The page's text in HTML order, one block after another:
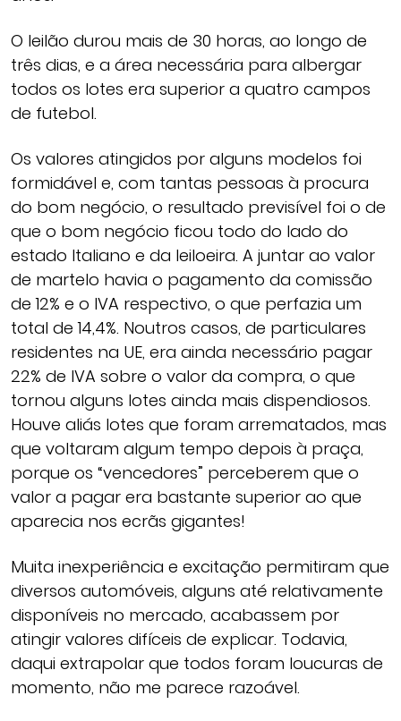
O leilão durou mais de 30 horas, ao longo de
três dias, e a área necessária para albergar
todos os lotes era superior a quatro campos
de futebol.
Os valores atingidos por alguns modelos foi
formidável e, com tantas pessoas à procura
do bom negócio, o resultado previsível foi o de
que o bom negócio ficou todo do lado do
estado Italiano e da leiloeira. A juntar ao valor
de martelo havia o pagamento da comissão
de 12% e o IVA respectivo, o que perfazia um
total de 14,4%. Noutros casos, de particulares
residentes na UE, era ainda necessário pagar
22% de IVA sobre o valor da compra, o que
tornou alguns lotes ainda mais dispendiosos.
Houve aliás lotes que foram arrematados, mas
que voltaram algum tempo depois à praça,
porque os “vencedores” perceberem que o
valor a pagar era bastante superior ao que
aparecia nos ecrãs gigantes!
Muita inexperiência e excitação permitiram que
diversos automóveis, alguns até relativamente
disponíveis no mercado, acabassem por
atingir valores difíceis de explicar. Todavia,
daqui extrapolar que todos foram loucuras de
momento, não me parece razoável.